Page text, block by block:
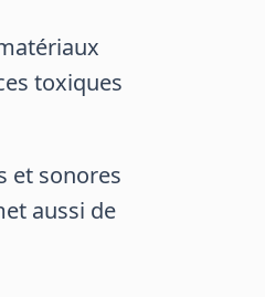
toxiques
et sonores
aussi de